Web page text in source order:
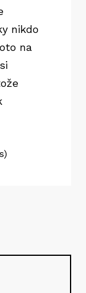
nikdo
na